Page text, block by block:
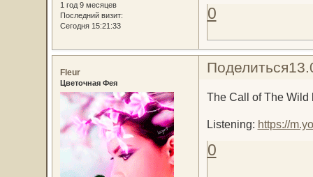
1 год 9 месяцев
Последний визит:
Сегодня 15:21:33
0
Поделиться
Fleur
Цветочная Фея
The Call of The Wild
Listening: https://
0